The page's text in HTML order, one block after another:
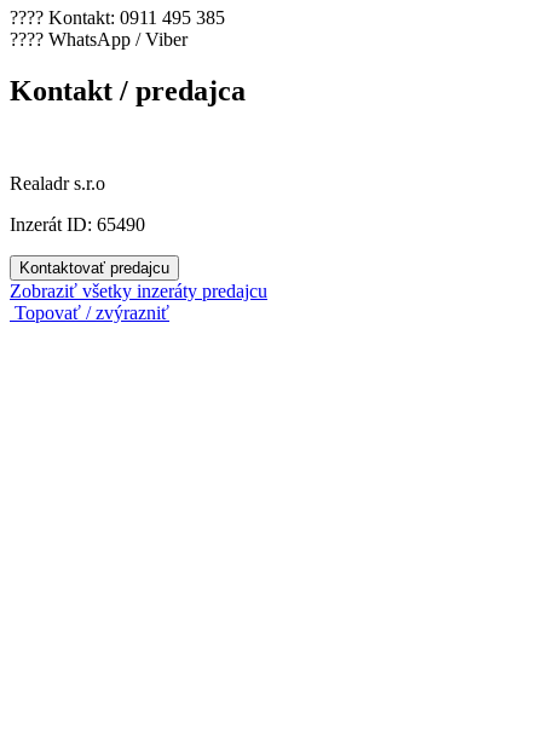
???? Kontakt: 0911 495 385
???? WhatsApp / Viber
Kontakt / predajca
Realadr s.r.o
Inzerát ID: 65490
Kontaktovať predajcu
Zobraziť všetky inzeráty predajcu
Topovať / zvýrazniť